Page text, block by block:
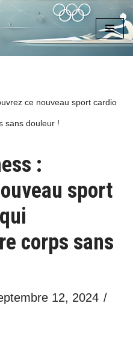
ce nouveau sport cardio
sans douleur !
:
sport
corps sans
12, 2024